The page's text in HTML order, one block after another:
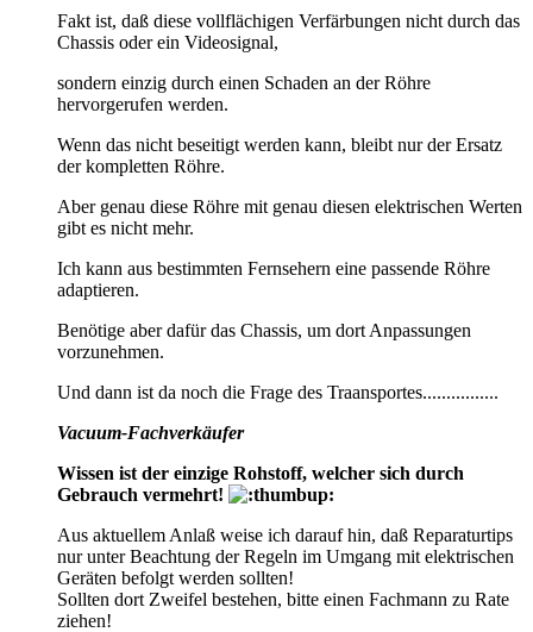
Fakt ist, daß diese vollflächigen Verfärbungen nicht durch das
Chassis oder ein Videosignal,
sondern einzig durch einen Schaden an der Röhre
hervorgerufen werden.
Wenn das nicht beseitigt werden kann, bleibt nur der Ersatz
der kompletten Röhre.
Aber genau diese Röhre mit genau diesen elektrischen Werten
gibt es nicht mehr.
Ich kann aus bestimmten Fernsehern eine passende Röhre
adaptieren.
Benötige aber dafür das Chassis, um dort Anpassungen
vorzunehmen.
Und dann ist da noch die Frage des Traansportes................
Vacuum-Fachverkäufer
Wissen ist der einzige Rohstoff, welcher sich durch
Gebrauch vermehrt!
Aus aktuellem Anlaß weise ich darauf hin, daß Reparaturtips
nur unter Beachtung der Regeln im Umgang mit elektrischen
Geräten befolgt werden sollten!
Sollten dort Zweifel bestehen, bitte einen Fachmann zu Rate
ziehen!